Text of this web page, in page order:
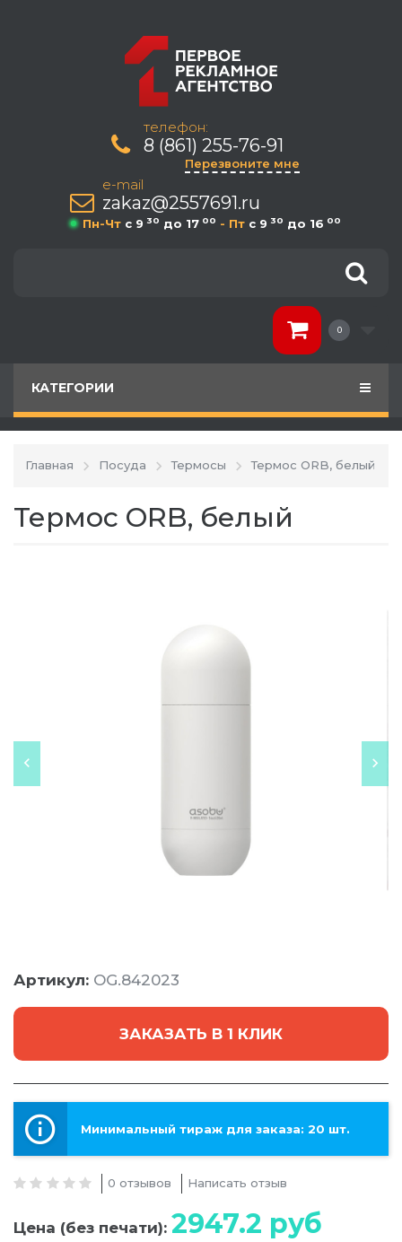
телефон:
8 (861) 255-76-91
Перезвоните мне
e-mail
zakaz@2557691.ru
Пн-Чт c 9 30 до 17 00 - Пт c 9 30 до 16 00
0
КАТЕГОРИИ
Главная Посуда Термосы Термос ORB, белый
Термос ORB, белый
Артикул: OG.842023
ЗАКАЗАТЬ В 1 КЛИК
Минимальный тираж для заказа: 20 шт.
0 отзывов Написать отзыв
Цена (без печати): 2947.2 руб